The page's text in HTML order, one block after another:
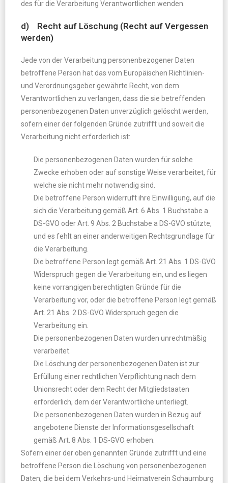
des für die Verarbeitung Verantwortlichen wenden.
d) Recht auf Löschung (Recht auf Vergessen
werden)
Jede von der Verarbeitung personenbezogener Daten
betroffene Person hat das vom Europäischen Richtlinien-
und Verordnungsgeber gewährte Recht, von dem
Verantwortlichen zu verlangen, dass die sie betreffenden
personenbezogenen Daten unverzüglich gelöscht werden,
sofern einer der folgenden Gründe zutrifft und soweit die
Verarbeitung nicht erforderlich ist:
Die personenbezogenen Daten wurden für solche
Zwecke erhoben oder auf sonstige Weise verarbeitet, für
welche sie nicht mehr notwendig sind.
Die betroffene Person widerruft ihre Einwilligung, auf die
sich die Verarbeitung gemäß Art. 6 Abs. 1 Buchstabe a
DS-GVO oder Art. 9 Abs. 2 Buchstabe a DS-GVO stützte,
und es fehlt an einer anderweitigen Rechtsgrundlage für
die Verarbeitung.
Die betroffene Person legt gemäß Art. 21 Abs. 1 DS-GVO
Widerspruch gegen die Verarbeitung ein, und es liegen
keine vorrangigen berechtigten Gründe für die
Verarbeitung vor, oder die betroffene Person legt gemäß
Art. 21 Abs. 2 DS-GVO Widerspruch gegen die
Verarbeitung ein.
Die personenbezogenen Daten wurden unrechtmäßig
verarbeitet.
Die Löschung der personenbezogenen Daten ist zur
Erfüllung einer rechtlichen Verpflichtung nach dem
Unionsrecht oder dem Recht der Mitgliedstaaten
erforderlich, dem der Verantwortliche unterliegt.
Die personenbezogenen Daten wurden in Bezug auf
angebotene Dienste der Informationsgesellschaft
gemäß Art. 8 Abs. 1 DS-GVO erhoben.
Sofern einer der oben genannten Gründe zutrifft und eine
betroffene Person die Löschung von personenbezogenen
Daten, die bei dem Verkehrs-und Heimatverein Schaumburg